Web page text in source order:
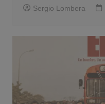
Sergio Lombera